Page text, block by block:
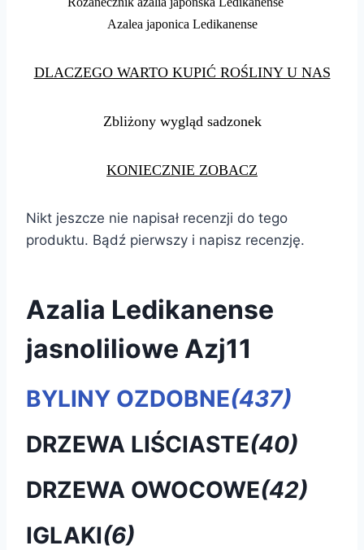
Azalea japonica Ledikanense
DLACZEGO WARTO KUPIĆ ROŚLINY U NAS
Zbliżony wygląd sadzonek
KONIECZNIE ZOBACZ
Nikt jeszcze nie napisał recenzji do tego
produktu. Bądź pierwszy i napisz recenzję.
Azalia Ledikanense
jasnoliliowe Azj11
BYLINY OZDOBNE(437)
DRZEWA LIŚCIASTE(40)
DRZEWA OWOCOWE(42)
IGLAKI(6)